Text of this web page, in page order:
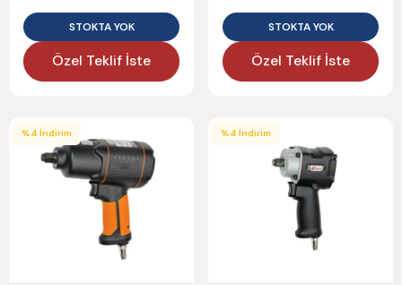
STOKTA YOK
Özel Teklif İste
STOKTA YOK
Özel Teklif İste
%4 İndirim %4 İndirim